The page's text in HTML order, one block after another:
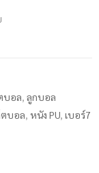
บอล, ลูกบอล
ตบอล, หนัง PU, เบอร์7